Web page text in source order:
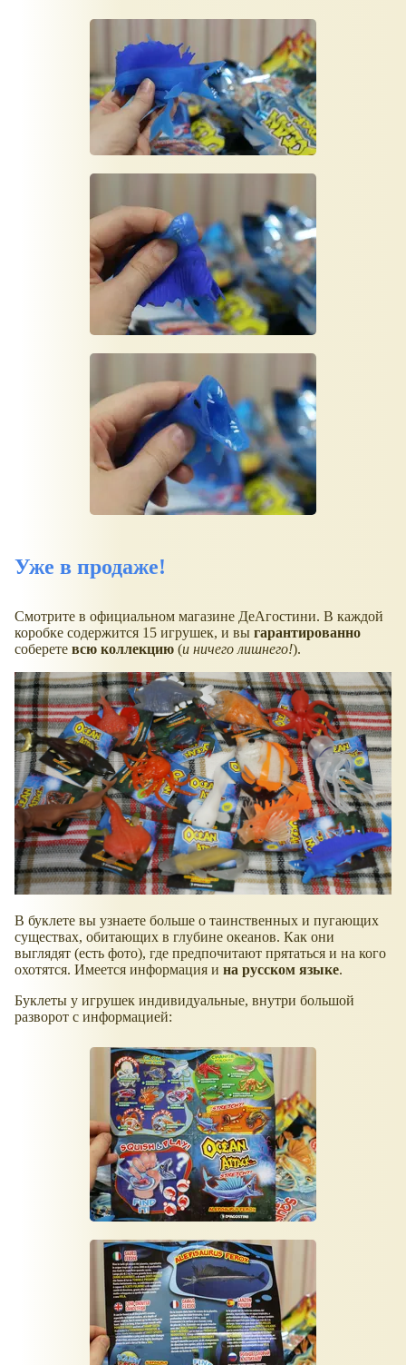
Уже в продаже!
Смотрите в официальном магазине ДеАгостини. В каждой
коробке содержится 15 игрушек, и вы гарантированно
соберете всю коллекцию (и ничего лишнего!).
В буклете вы узнаете больше о таинственных и пугающих
существах, обитающих в глубине океанов. Как они
выглядят (есть фото), где предпочитают прятаться и на кого
охотятся. Имеется информация и на русском языке.
Буклеты у игрушек индивидуальные, внутри большой
разворот с информацией: